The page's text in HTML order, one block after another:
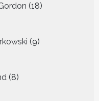
18
producten
9
producten
8
producten